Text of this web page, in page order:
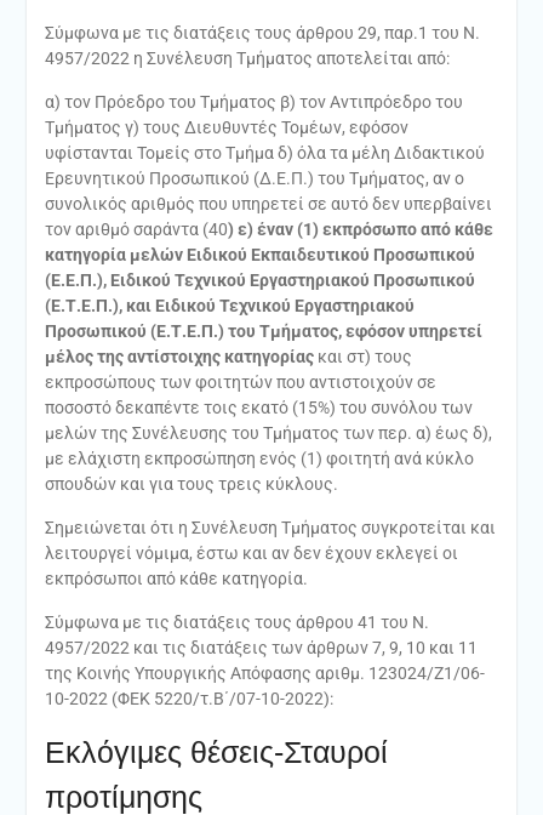
Σύμφωνα με τις διατάξεις τους άρθρου 29, παρ.1 του Ν.
4957/2022 η Συνέλευση Τμήματος αποτελείται από:
α) τον Πρόεδρο του Τμήματος β) τον Αντιπρόεδρο του
Τμήματος γ) τους Διευθυντές Τομέων, εφόσον
υφίστανται Τομείς στο Τμήμα δ) όλα τα μέλη Διδακτικού
Ερευνητικού Προσωπικού (Δ.Ε.Π.) του Τμήματος, αν ο
συνολικός αριθμός που υπηρετεί σε αυτό δεν υπερβαίνει
τον αριθμό σαράντα (40) ε) έναν (1) εκπρόσωπο από κάθε
κατηγορία μελών Ειδικού Εκπαιδευτικού Προσωπικού
(Ε.Ε.Π.), Ειδικού Τεχνικού Εργαστηριακού Προσωπικού
(Ε.Τ.Ε.Π.), και Ειδικού Τεχνικού Εργαστηριακού
Προσωπικού (Ε.Τ.Ε.Π.) του Τμήματος, εφόσον υπηρετεί
μέλος της αντίστοιχης κατηγορίας και στ) τους
εκπροσώπους των φοιτητών που αντιστοιχούν σε
ποσοστό δεκαπέντε τοις εκατό (15%) του συνόλου των
μελών της Συνέλευσης του Τμήματος των περ. α) έως δ),
με ελάχιστη εκπροσώπηση ενός (1) φοιτητή ανά κύκλο
σπουδών και για τους τρεις κύκλους.
Σημειώνεται ότι η Συνέλευση Τμήματος συγκροτείται και
λειτουργεί νόμιμα, έστω και αν δεν έχουν εκλεγεί οι
εκπρόσωποι από κάθε κατηγορία.
Σύμφωνα με τις διατάξεις τους άρθρου 41 του Ν.
4957/2022 και τις διατάξεις των άρθρων 7, 9, 10 και 11
της Κοινής Υπουργικής Απόφασης αριθμ. 123024/Ζ1/06-
10-2022 (ΦΕΚ 5220/τ.Β΄/07-10-2022):
Εκλόγιμες θέσεις-Σταυροί
προτίμησης